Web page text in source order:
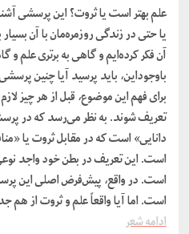
علم بهتر است یا ثروت؟ این پرسشی
یا حتی در زندگی روزمره‌مان با آن
آن فکر کرده‌ایم و گاهی به برتری علم و
باوجوداین، باید پرسید آیا چنین
برای فهم این موضوع، قبل از هر چیز
تعریف شوند. به نظر می‌رسد که در
دانایی» است که در مقابل ثروت یا
است. این تعریف در بطن خود واجد
است. در واقع، پیش‌فرض اصلی این
است. اما آیا واقعاً علم و ثروت از هم
ادامه شعر